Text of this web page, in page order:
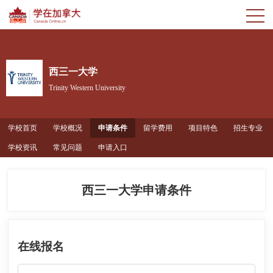
西三一大学
Trinity Western University
学校首页 学校概况 申请条件 留学费用 项目特色 招生专业
学校资讯 常见问题 申请入口
西三一大学申请条件
在线报名